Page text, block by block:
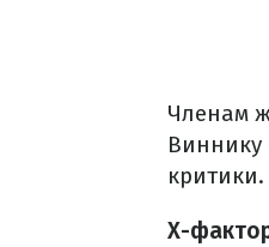
Членам
Виннику
критики.
Х-